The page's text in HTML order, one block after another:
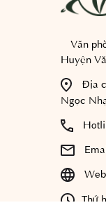
Văn
Huyện
Địa
Ngọc
Thứ